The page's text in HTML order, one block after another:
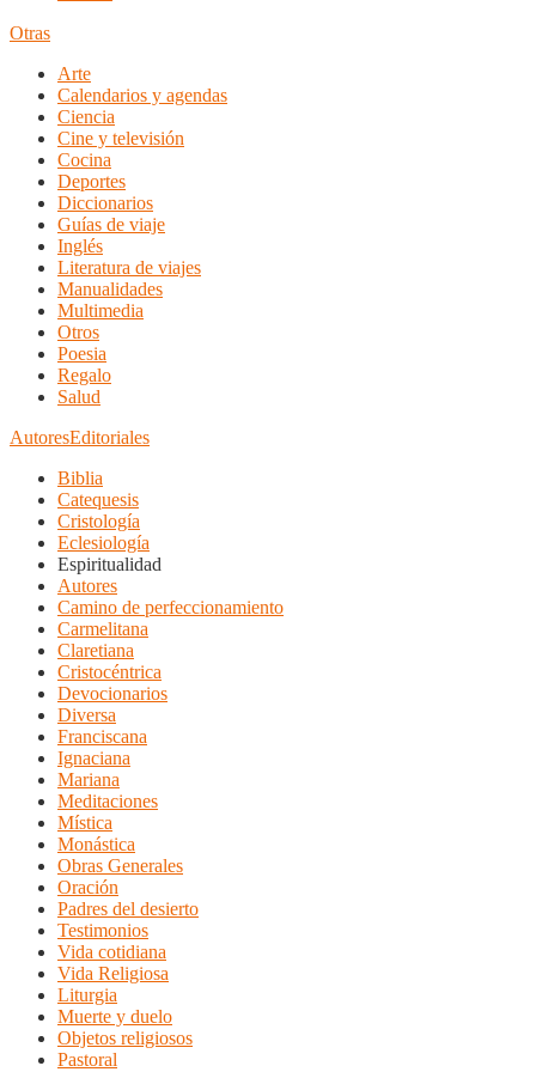
Otras
Arte
Calendarios y agendas
Ciencia
Cine y televisión
Cocina
Deportes
Diccionarios
Guías de viaje
Inglés
Literatura de viajes
Manualidades
Multimedia
Otros
Poesia
Regalo
Salud
AutoresEditoriales
Biblia
Catequesis
Cristología
Eclesiología
Espiritualidad
Autores
Camino de perfeccionamiento
Carmelitana
Claretiana
Cristocéntrica
Devocionarios
Diversa
Franciscana
Ignaciana
Mariana
Meditaciones
Mística
Monástica
Obras Generales
Oración
Padres del desierto
Testimonios
Vida cotidiana
Vida Religiosa
Liturgia
Muerte y duelo
Objetos religiosos
Pastoral